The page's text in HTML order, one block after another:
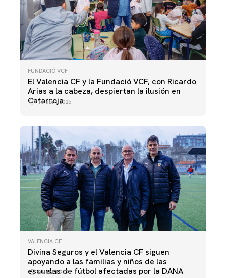
FUNDACIÓ VCF
El Valencia CF y la Fundació VCF, con Ricardo
Arias a la cabeza, despiertan la ilusión en
Catarroja
16 abril 2025
VALENCIA CF
Divina Seguros y el Valencia CF siguen
apoyando a las familias y niños de las
escuelas de fútbol afectadas por la DANA
01 abril 2025